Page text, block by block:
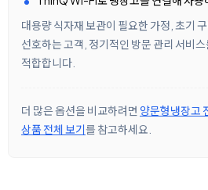
대용량 식자재 보관이 필요한 가정, 초기
선호하는 고객, 정기적인 방문 관리 서비
적합합니다.
더 많은 옵션을 비교하려면 양문형냉장고
상품 전체 보기를 참고하세요.